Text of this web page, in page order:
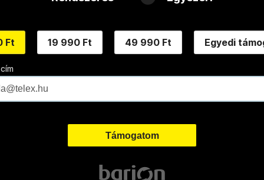
Ft 19 990 Ft 49 990 Ft Egyedi